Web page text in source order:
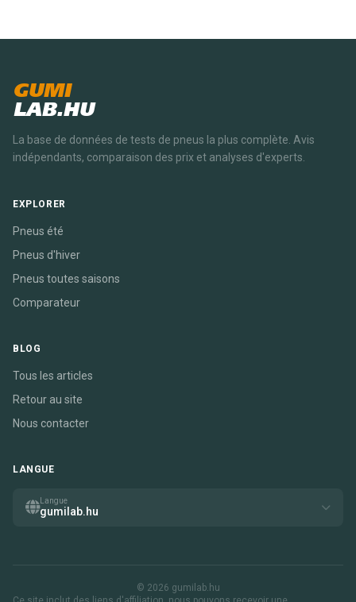
GUMI
LAB.HU
La base de données de tests de pneus la plus complète. Avis
indépendants, comparaison des prix et analyses d'experts.
EXPLORER
Pneus été
Pneus d'hiver
Pneus toutes saisons
Comparateur
BLOG
Tous les articles
Retour au site
Nous contacter
LANGUE
Langue
gumilab.hu
© 2026 gumilab.hu